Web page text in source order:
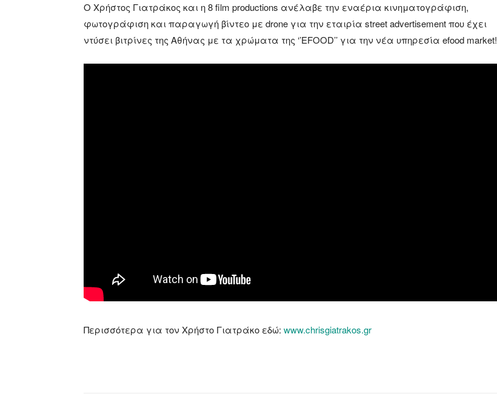
Ο Χρήστος Γιατράκος και η 8 film productions ανέλαβε την εναέρια κινηματογράφιση,
φωτογράφιση και παραγωγή βίντεο με drone για την εταιρία street advertisement που έχει
ντύσει βιτρίνες της Αθήνας με τα χρώματα της ‘’EFOOD’’ για την νέα υπηρεσία efood market!
Περισσότερα για τον Χρήστο Γιατράκο εδώ: www.chrisgiatrakos.gr